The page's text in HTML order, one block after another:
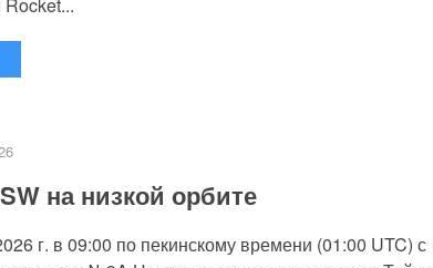
на низкой орбите
г. в 09:00 по пекинскому времени (01:00 UTC) с